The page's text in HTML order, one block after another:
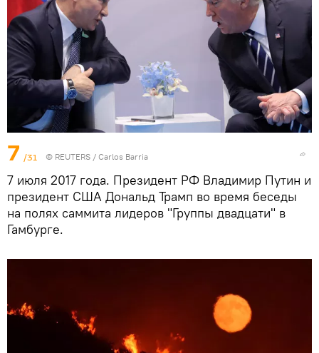
7 /31 © REUTERS / Carlos Barria
7 июля 2017 года. Президент РФ Владимир Путин и
президент США Дональд Трамп во время беседы
на полях саммита лидеров "Группы двадцати" в
Гамбурге.